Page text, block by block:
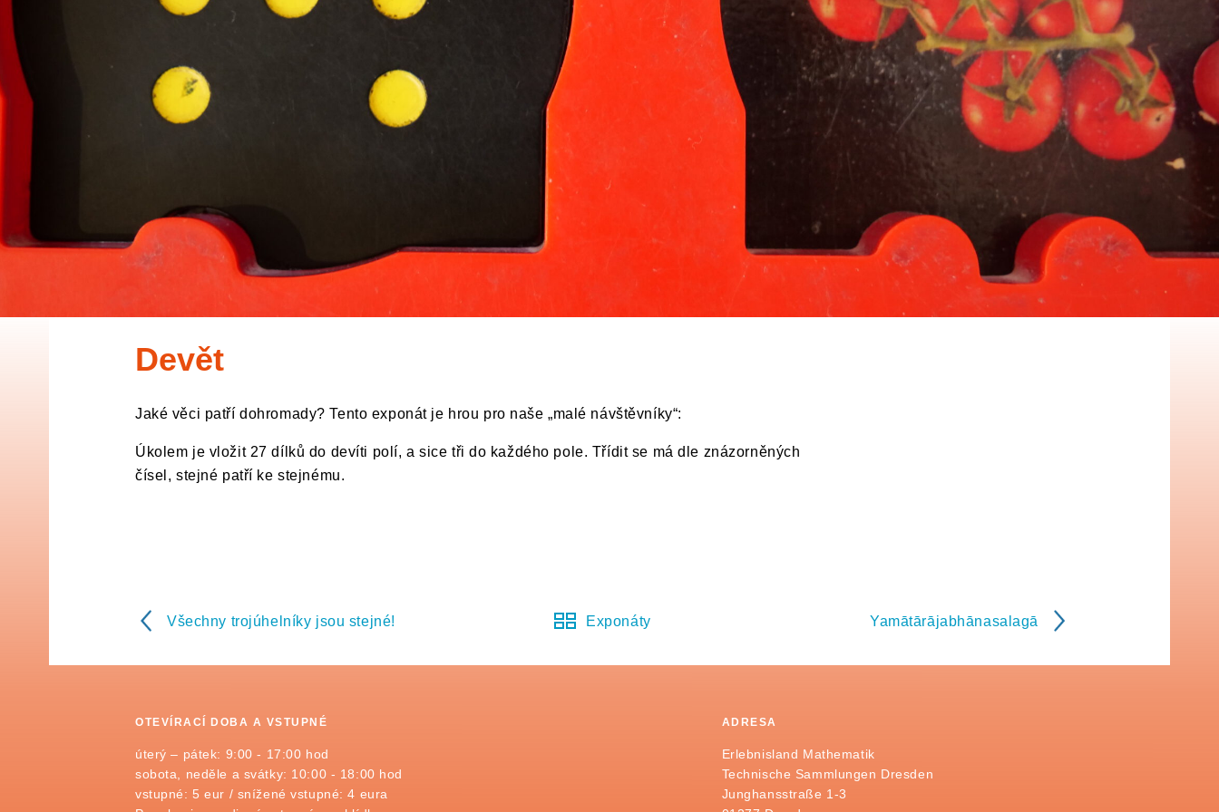
Devět
Jaké věci patří dohromady? Tento exponát je hrou pro naše „malé návštěvníky“:
Úkolem je vložit 27 dílků do devíti polí, a sice tři do každého pole. Třídit se má dle znázorněných
čísel, stejné patří ke stejnému.
Všechny trojúhelníky jsou stejné! Exponáty Yamātārājabhānasalagā
OTEVÍRACÍ DOBA A VSTUPNÉ
úterý – pátek: 9:00 - 17:00 hod
sobota, neděle a svátky: 10:00 - 18:00 hod
vstupné: 5 eur / snížené vstupné: 4 eura
ADRESA
Erlebnisland Mathematik
Technische Sammlungen Dresden
Junghansstraße 1-3